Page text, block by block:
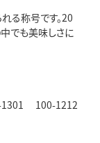
る称号です。20
でも美味しさに
100-1212